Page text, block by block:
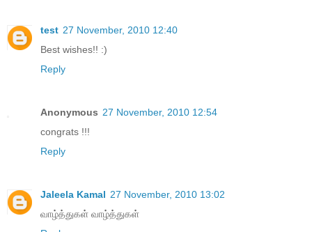
test 27 November, 2010 12:40
Best wishes!! :)
Reply
Anonymous 27 November, 2010 12:54
congrats !!!
Reply
Jaleela Kamal 27 November, 2010 13:02
வாழ்த்துகள் வாழ்த்துகள்